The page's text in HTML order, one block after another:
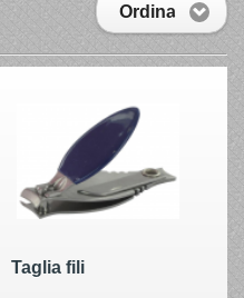
Ordina
Taglia fili